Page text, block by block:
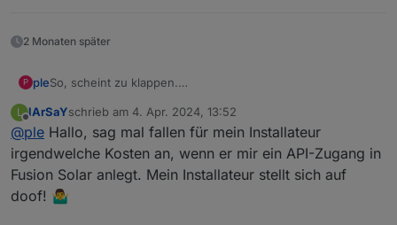
2 Monaten später
P pleSo, scheint zu klappen.
der States noch defeniert werden könnten, dann wäre das
für die Zukunft schon mal einfacher dann.
Ansonsten habe ich hier eine Anleitung, wie man sich ein
Api account erstellen kann, wenn man als installateur
angemeldet ist.
2022FSV8001 Create API account on FusionSolar Server
L
Offline
lArSaYschrieb am 4. Apr. 2024, 13:52
zuletzt editiert von
@ple Hallo, sag mal fallen für mein Installateur
irgendwelche Kosten an, wenn er mir ein API-Zugang in
Fusion Solar anlegt. Mein Installateur stellt sich auf
doof! 🤷‍♂️